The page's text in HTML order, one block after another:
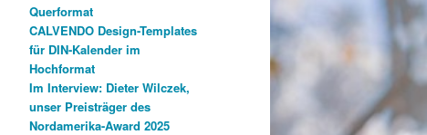
Querformat
CALVENDO Design-Templates
für DIN-Kalender im
Hochformat
Im Interview: Dieter Wilczek,
unser Preisträger des
Nordamerika-Award 2025